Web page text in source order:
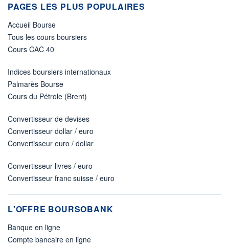
PAGES LES PLUS POPULAIRES
Accueil Bourse
Tous les cours boursiers
Cours CAC 40
Indices boursiers internationaux
Palmarès Bourse
Cours du Pétrole (Brent)
Convertisseur de devises
Convertisseur dollar / euro
Convertisseur euro / dollar
Convertisseur livres / euro
Convertisseur franc suisse / euro
L'OFFRE BOURSOBANK
Banque en ligne
Compte bancaire en ligne